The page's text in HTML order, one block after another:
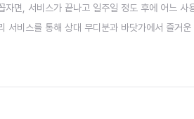
면, 서비스가 끝나고 일주일 정도 후에 어느 사
서비스를 통해 상대 무디분과 바닷가에서 즐거